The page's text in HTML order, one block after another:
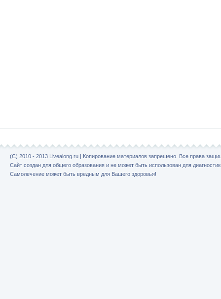
(C) 2010 - 2013 Livealong.ru | Копирование материалов запрещено. Все права
Сайт создан для общего образования и не может быть использован для
Самолечение может быть вредным для Вашего здоровья!